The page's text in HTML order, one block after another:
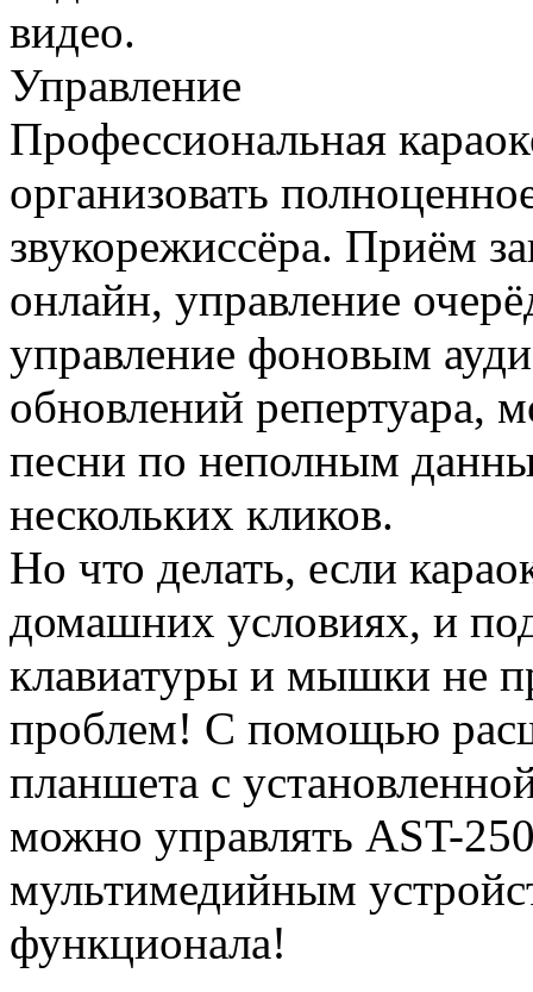
видео.
Управление
Профессиональная
организовать
звукорежиссёра. Приём
онлайн, управление
управление фоновым
обновлений репертуара,
песни по неполным
нескольких кликов.
Но что делать, если
домашних условиях, и
клавиатуры и мышки не
проблем! С помощью
планшета с
можно управлять AST-
мультимедийным
функционала!